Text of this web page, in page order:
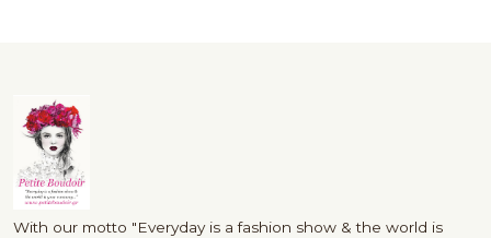
With our motto "Everyday is a fashion show & the world is